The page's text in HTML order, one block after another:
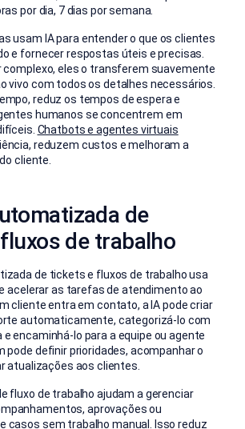
por dia, 7 dias por semana.
usam IA para entender o que os clientes
e fornecer respostas úteis e precisas.
complexo, eles o transferem suavemente
vivo com todos os detalhes necessários.
reduz os tempos de espera e
humanos se concentrem em
Chatbots e agentes virtuais
reduzem custos e melhoram a
cliente.
de
de trabalho
de tickets e fluxos de trabalho usa
acelerar as tarefas de atendimento ao
cliente entra em contato, a IA pode criar
automaticamente, categorizá-lo com
e encaminhá-lo para a equipe ou agente
pode definir prioridades, acompanhar o
atualizações aos clientes.
fluxo de trabalho ajudam a gerenciar
aprovações ou
casos sem trabalho manual. Isso reduz